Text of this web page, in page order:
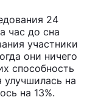
24
час до сна
участники
они ничего
способность
улучшилась на
на 13%.